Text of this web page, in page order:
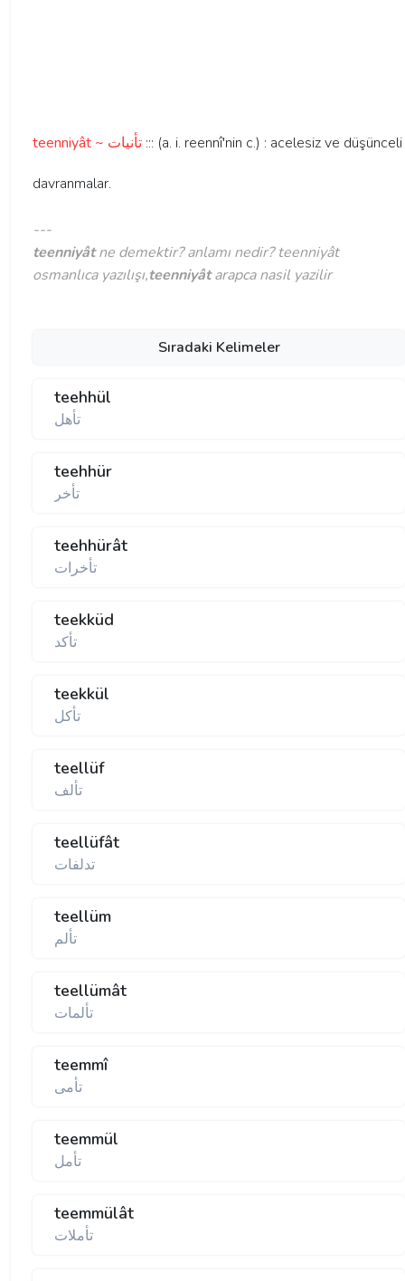
teenniyât ~ تأنيات ::: (a. i. reennî'nin c.) : acelesiz ve düşünceli
davranmalar.
---
teenniyâtne demektir? anlamı nedir? teenniyât
osmanlıca yazılışı,teenniyâtarapca nasil yazilir
Sıradaki Kelimeler
teehhül
تأهل
teehhür
تأخر
teehhürât
تأخرات
teekküd
تأكد
teekkül
تأكل
teellüf
تألف
teellüfât
تدلفات
teellüm
تألم
teellümât
تألمات
teemmî
تأمی
teemmül
تأمل
teemmülât
تأملات